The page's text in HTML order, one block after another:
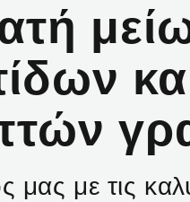
μας με τις